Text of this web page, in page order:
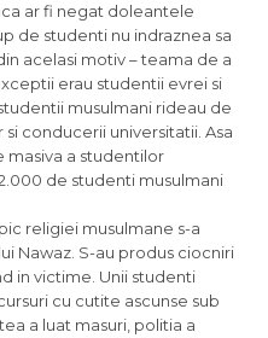
ar fi negat doleantele
de studenti nu indraznea sa
acelasi motiv – teama de a
erau studentii evrei si
musulmani rideau de
si conducerii universitatii. Asa
masiva a studentilor
de studenti musulmani
religiei musulmane s-a
Nawaz. S-au produs ciocniri
in victime. Unii studenti
cu cutite ascunse sub
a luat masuri, politia a